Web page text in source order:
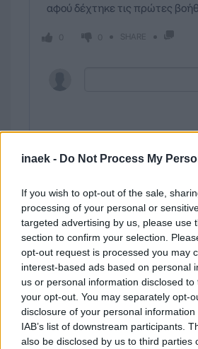
inaek - Do Not Process My
If you wish to opt-out of the sale,
processing of your personal or
targeted advertising by us, please use
section to confirm your selection.
opt-out request is processed you may
interest-based ads based on personal
us or personal information disclosed
your opt-out. You may separately opt-
disclosure of your personal
IAB’s list of downstream participants.
also be disclosed by us to third parties
αφού δέχτηκε τις πρώτες
SHARE
44
Πλάγιο υπέρ της ομάδας:
θέση.
0 0 SHARE